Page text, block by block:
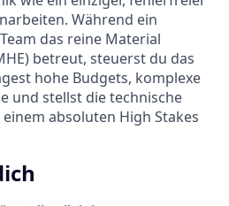
Während ein
das reine Material
betreut, steuerst du das
hohe Budgets, komplexe
und stellst die technische
absoluten High Stakes